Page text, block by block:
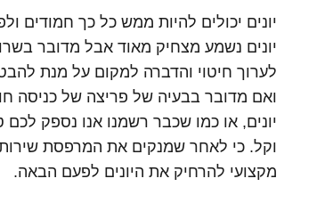
יונים יכולים להיות ממש כל כך חמודים
יונים נשמע מצחיק מאוד אבל מדובר
לערוך חיטוי והדברה למקום על מנת
ואם מדובר בבעיה של פריצה של כניסה
יונים, או כמו שכבר רשמנו אנו נספק
וקל. כי לאחר שמנקים את המרפסת
מקצועי להרחיק את היונים לפעם הבאה.